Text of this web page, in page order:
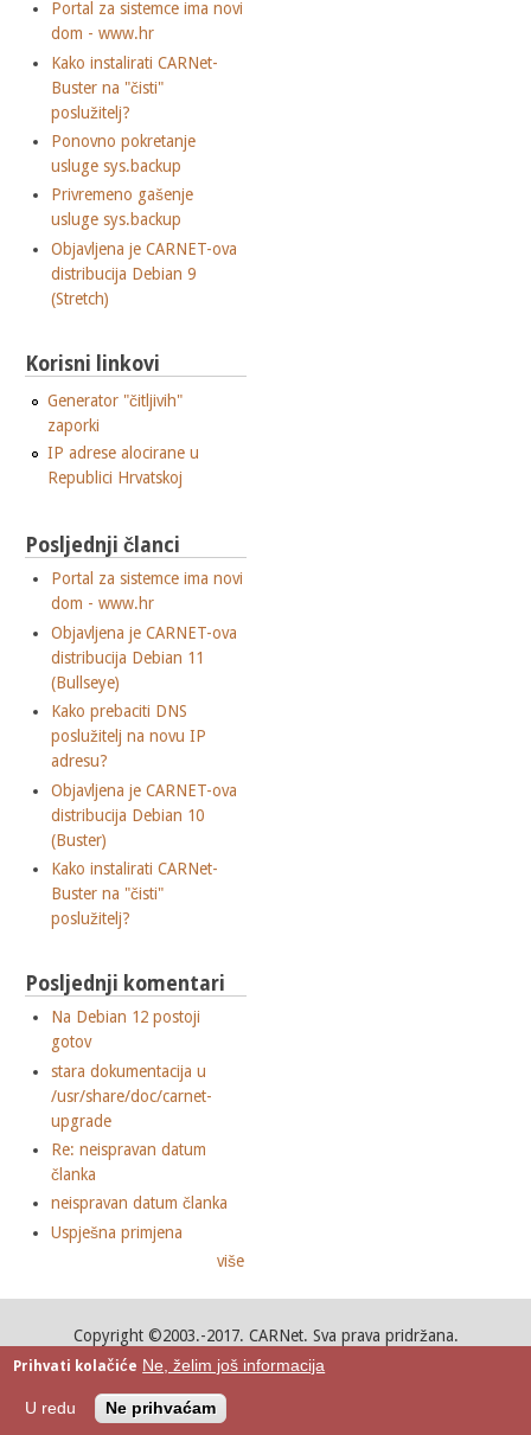
Portal za sistemce ima novi
dom - www.hr
Kako instalirati CARNet-
Buster na "čisti"
poslužitelj?
Ponovno pokretanje
usluge sys.backup
Privremeno gašenje
usluge sys.backup
Objavljena je CARNET-ova
distribucija Debian 9
(Stretch)
Korisni linkovi
Generator "čitljivih"
zaporki
IP adrese alocirane u
Republici Hrvatskoj
Posljednji članci
Portal za sistemce ima novi
dom - www.hr
Objavljena je CARNET-ova
distribucija Debian 11
(Bullseye)
Kako prebaciti DNS
poslužitelj na novu IP
adresu?
Objavljena je CARNET-ova
distribucija Debian 10
(Buster)
Kako instalirati CARNet-
Buster na "čisti"
poslužitelj?
Posljednji komentari
Na Debian 12 postoji
gotov
stara dokumentacija u
/usr/share/doc/carnet-
upgrade
Re: neispravan datum
članka
neispravan datum članka
Uspješna primjena
više
Copyright ©2003.-2017. CARNet. Sva prava pridržana.
Mail to portal-team(at)CARNet.hr
Prihvati kolačiće Ne, želim još informacija
U redu Ne prihvaćam